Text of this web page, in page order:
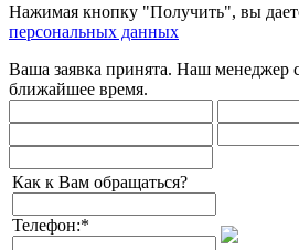
Нажимая кнопку "Получить", вы
персональных данных
Ваша заявка принята. Наш менеджер
ближайшее время.
Как к Вам обращаться?
Телефон:*